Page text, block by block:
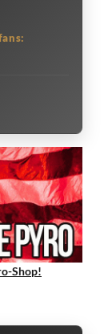
Shop!